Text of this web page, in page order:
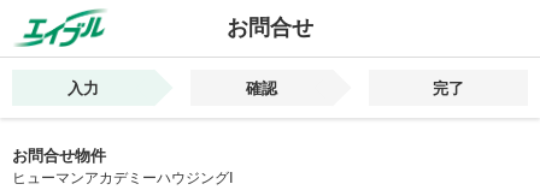
お問合せ
入力 確認 完了
お問合せ物件
ヒューマンアカデミーハウジングⅠ